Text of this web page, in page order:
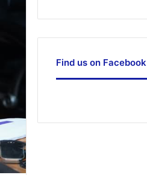
Find us on Facebook